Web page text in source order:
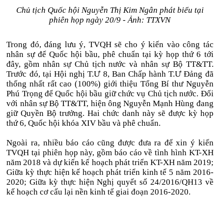
Chủ tịch Quốc hội Nguyễn Thị Kim Ngân phát biểu tại
phiên họp ngày 20/9 - Ảnh: TTXVN
Trong đó, đáng lưu ý, TVQH sẽ cho ý kiến vào công tác
nhân sự để Quốc hội bầu, phê chuẩn tại kỳ họp thứ 6 tới
đây, gồm nhân sự Chủ tịch nước và nhân sự Bộ TT&TT.
Trước đó, tại Hội nghị T.Ư 8, Ban Chấp hành T.Ư Đảng đã
thống nhất rất cao (100%) giới thiệu Tổng Bí thư Nguyễn
Phú Trọng để Quốc hội bầu giữ chức vụ Chủ tịch nước. Đối
với nhân sự Bộ TT&TT, hiện ông Nguyễn Mạnh Hùng đang
giữ Quyền Bộ trưởng. Hai chức danh này sẽ được kỳ họp
thứ 6, Quốc hội khóa XIV bầu và phê chuẩn.
Ngoài ra, nhiều báo cáo cũng được đưa ra để xin ý kiến
TVQH tại phiên họp này, gồm báo cáo về tình hình KT-XH
năm 2018 và dự kiến kế hoạch phát triển KT-XH năm 2019;
Giữa kỳ thực hiện kế hoạch phát triển kinh tế 5 năm 2016-
2020; Giữa kỳ thực hiện Nghị quyết số 24/2016/QH13 về
kế hoạch cơ cấu lại nền kinh tế giai đoạn 2016-2020.